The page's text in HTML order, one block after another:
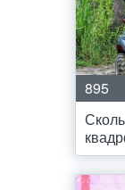
895